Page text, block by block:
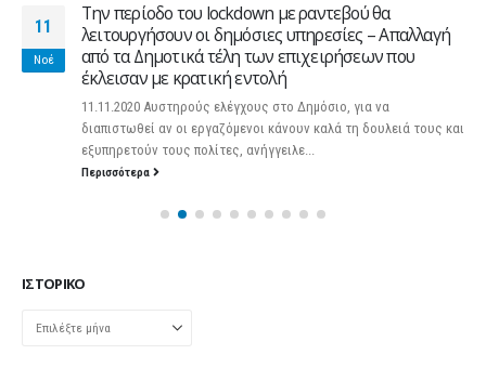
11
Νοέ
Την περίοδο του lockdown με ραντεβού θα
λειτουργήσουν οι δημόσιες υπηρεσίες – Απαλλαγή
από τα Δημοτικά τέλη των επιχειρήσεων που
έκλεισαν με κρατική εντολή
11.11.2020 Αυστηρούς ελέγχους στο Δημόσιο, για να
διαπιστωθεί αν οι εργαζόμενοι κάνουν καλά τη δουλειά τους και
εξυπηρετούν τους πολίτες, ανήγγειλε...
Περισσότερα
ΙΣΤΟΡΙΚΌ
Ιστορικό